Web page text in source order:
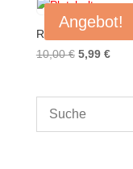
Angebot!
Roborock
10,00€
10,00 €
5,99 €